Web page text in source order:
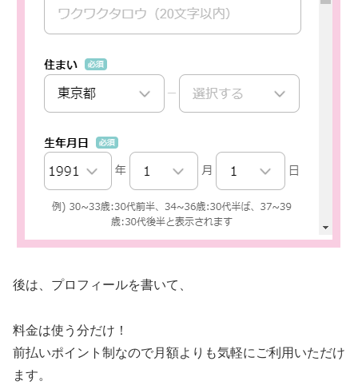
後は、プロフィールを書いて、
料金は使う分だけ！
前払いポイント制なので月額よりも気軽にご利用いただけ
ます。